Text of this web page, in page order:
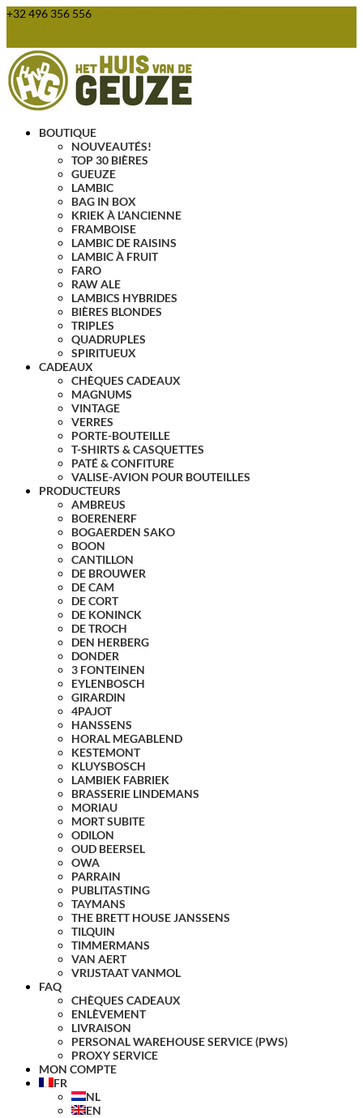
+32 496 356 556
BOUTIQUE
NOUVEAUTÉS!
TOP 30 BIÈRES
GUEUZE
LAMBIC
BAG IN BOX
KRIEK À L’ANCIENNE
FRAMBOISE
LAMBIC DE RAISINS
LAMBIC À FRUIT
FARO
RAW ALE
LAMBICS HYBRIDES
BIÈRES BLONDES
TRIPLES
QUADRUPLES
SPIRITUEUX
CADEAUX
CHÈQUES CADEAUX
MAGNUMS
VINTAGE
VERRES
PORTE-BOUTEILLE
T-SHIRTS & CASQUETTES
PATÉ & CONFITURE
VALISE-AVION POUR BOUTEILLES
PRODUCTEURS
AMBREUS
BOERENERF
BOGAERDEN SAKO
BOON
CANTILLON
DE BROUWER
DE CAM
DE CORT
DE KONINCK
DE TROCH
DEN HERBERG
DONDER
3 FONTEINEN
EYLENBOSCH
GIRARDIN
4PAJOT
HANSSENS
HORAL MEGABLEND
KESTEMONT
KLUYSBOSCH
LAMBIEK FABRIEK
BRASSERIE LINDEMANS
MORIAU
MORT SUBITE
ODILON
OUD BEERSEL
OWA
PARRAIN
PUBLITASTING
TAYMANS
THE BRETT HOUSE JANSSENS
TILQUIN
TIMMERMANS
VAN AERT
VRIJSTAAT VANMOL
FAQ
CHÈQUES CADEAUX
ENLÈVEMENT
LIVRAISON
PERSONAL WAREHOUSE SERVICE (PWS)
PROXY SERVICE
MON COMPTE
FR
NL
EN